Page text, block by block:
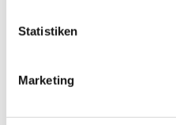
Statistiken
Marketing
jedem Wetter statt. Bitte
Umbuchungen und
wenden Sie sich an:
Bei Nichterscheinen